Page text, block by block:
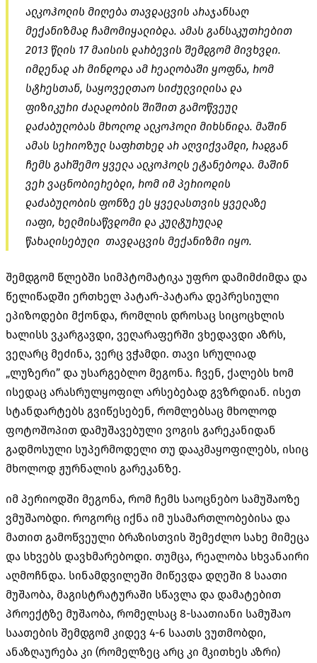
ალკოჰოლის მიღება თავდაცვის არაჯანსაღ
მექანიზმად ჩამომიყალიბდა. ამას განსაკუთრებით
2013 წლის 17 მაისის დარბევის შემდგომ მივხვდი.
იმდენად არ მინდოდა ამ რეალობაში ყოფნა, რომ
სტრესთან, საყოველთაო სიძულვილისა და
ფიზიკური ძალადობის შიშით გამოწვეულ
დაძაბულობას მხოლოდ ალკოჰოლი მიხსნიდა. მაშინ
ამას სერიოზულ საფრთხედ არ აღვიქვამდი, რადგან
ჩემს გარშემო ყველა ალკოჰოლს ეტანებოდა. მაშინ
ვერ ვაცნობიერებდი, რომ იმ პერიოდის
დაძაბულობის ფონზე ეს ყველასთვის ყველაზე
იაფი, ხელმისაწვდომი და კულტურულად
წახალისებული თავდაცვის მექანიზმი იყო.
შემდგომ წლებში სიმპტომატიკა უფრო დამიმძიმდა და
წელიწადში ერთხელ პატარ-პატარა დეპრესიული
ეპიზოდები მქონდა, რომლის დროსაც სიცოცხლის
ხალისს ვკარგავდი, ვეღარაფერში ვხედავდი აზრს,
ვეღარც მეძინა, ვერც ვჭამდი. თავი სრულიად
„ლუზერი” და უსარგებლო მეგონა. ჩვენ, ქალებს ხომ
ისედაც არასრულყოფილ არსებებად გვზრდიან. ისეთ
სტანდარტებს გვიწესებენ, რომლებსაც მხოლოდ
ფოტოშოპით დამუშავებული ვოგის გარეკანიდან
გადმოსული სუპერმოდელი თუ დააკმაყოფილებს, ისიც
მხოლოდ ჟურნალის გარეკანზე.
იმ პერიოდში მეგონა, რომ ჩემს საოცნებო სამუშაოზე
ვმუშაობდი. როგორც იქნა იმ უსამართლობებისა და
მათით გამოწვეული ბრაზისთვის შემეძლო სახე მიმეცა
და სხვებს დავხმარებოდი. თუმცა, რეალობა სხვანაირი
აღმოჩნდა. სინამდვილეში მიწევდა დღეში 8 საათი
მუშაობა, მაგისტრატურაში სწავლა და დამატებით
პროექტზე მუშაობა, რომელსაც 8-საათიანი სამუშაო
საათების შემდგომ კიდევ 4-6 საათს ვუთმობდი,
ანაზღაურება კი (რომელზეც არც კი მკითხეს აზრი)